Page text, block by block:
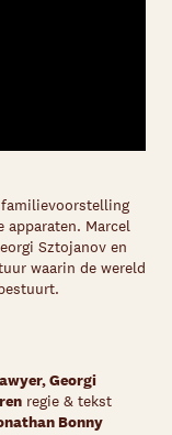
apparaten. Marcel
Sztojanov en
waarin de wereld
Georgi
regie & tekst
Bonny